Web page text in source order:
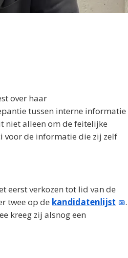
over haar
tussen interne informatie
niet alleen om de feitelijke
voor de informatie die zij zelf
eerst verkozen tot lid van de
twee op de kandidatenlijst
.
kreeg zij alsnog een